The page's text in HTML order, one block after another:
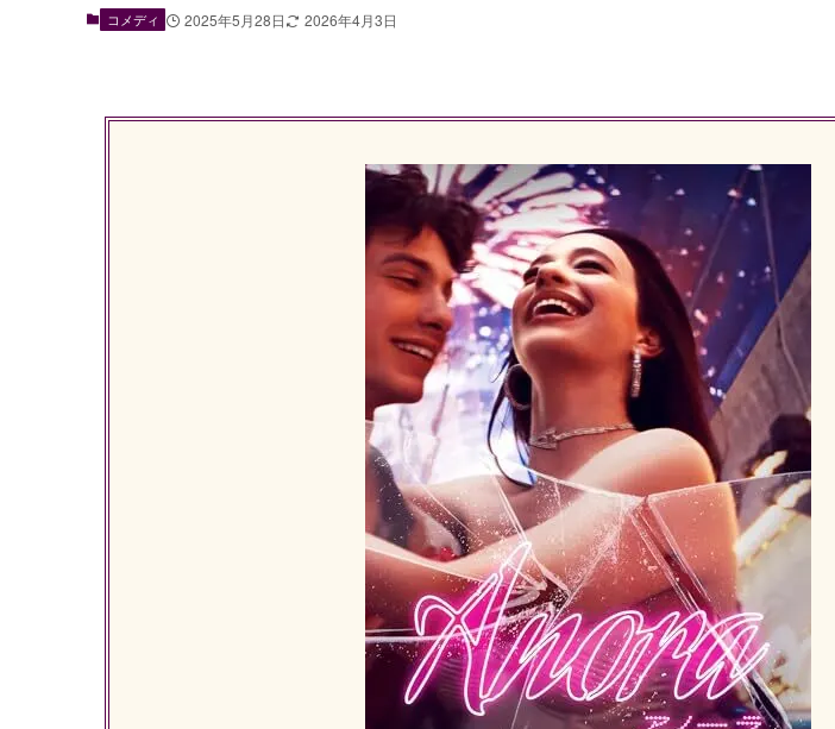
コメディ 2025年5月28日 2026年4月3日